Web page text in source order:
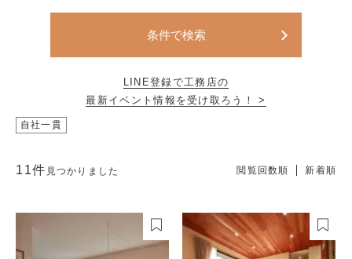
条件で検索
LINE登録で工務店の
最新イベント情報を受け取ろう！ >
自社一貫
11件 見つかりました 閲覧回数順 新着順